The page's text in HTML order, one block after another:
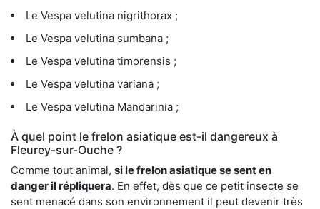
Le Vespa velutina nigrithorax ;
Le Vespa velutina sumbana ;
Le Vespa velutina timorensis ;
Le Vespa velutina variana ;
Le Vespa velutina Mandarinia ;
À quel point le frelon asiatique est-il dangereux à
Fleurey-sur-Ouche ?
Comme tout animal, si le frelon asiatique se sent en
danger il répliquera. En effet, dès que ce petit insecte se
sent menacé dans son environnement il peut devenir très